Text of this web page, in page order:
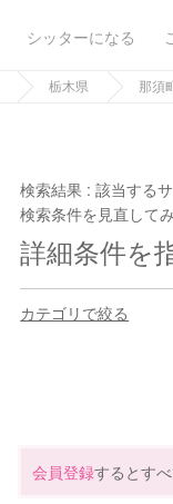
シッターになる
栃木県 那須
検索結果 :該当する
検索条件を見直して
詳細条件を
カテゴリで絞る
会員登録するとす